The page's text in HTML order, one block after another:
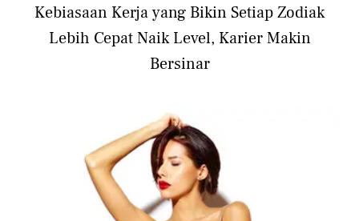
Kebiasaan Kerja yang Bikin Setiap Zodiak
Lebih Cepat Naik Level, Karier Makin
Bersinar